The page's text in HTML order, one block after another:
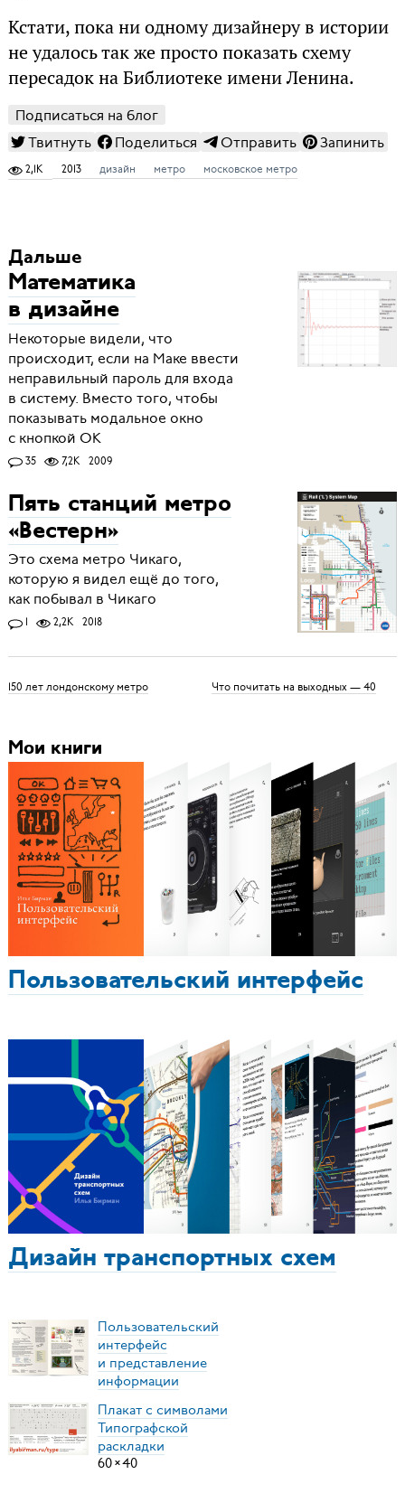
Кстати, пока ни одному дизайнеру в истории
не удалось так же просто показать схему
пересадок на Библиотеке имени Ленина.
Подписаться на блог
Твитнуть
Поделиться Отправить Запинить
2,1K 2013 дизайн метро московское метро
Дальше
Математика
в дизайне
Некоторые видели, что
происходит, если на Маке ввести
неправильный пароль для входа
в систему. Вместо того, чтобы
показывать модальное окно
с кнопкой OK
35 7,2K 2009
Пять станций метро
«Вестерн»
Это схема метро Чикаго,
которую я видел ещё до того,
как побывал в Чикаго
1 2,2K 2018
150 лет лондонскому метро Что почитать на выходных — 40
Мои книги
Пользовательский интерфейс
Дизайн транспортных схем
Пользовательский
интерфейс
и представление
информации
Плакат с символами
Типографской
раскладки
60×40